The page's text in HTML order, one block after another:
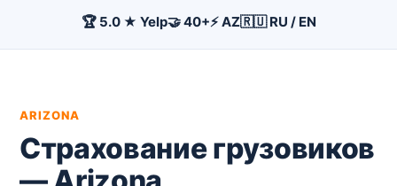
🏆 5.0 ★ Yelp🤝 40+⚡ AZ🇷🇺 RU / EN
ARIZONA
Страхование грузовиков